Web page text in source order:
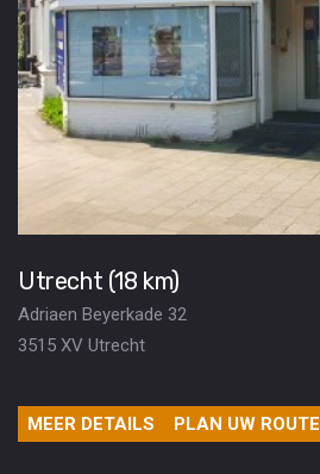
Utrecht (18 km)
Adriaen Beyerkade 32
3515 XV Utrecht
MEER DETAILS PLAN UW ROUTE